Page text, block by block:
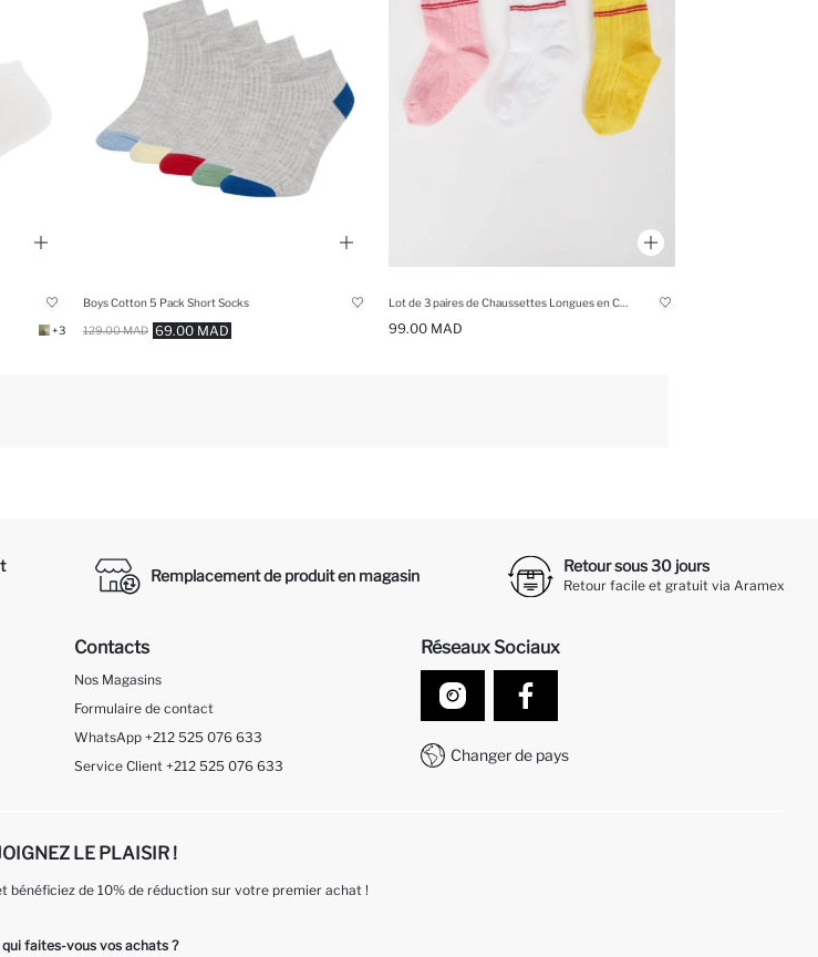
+3
Boys Cotton 5 Pack Short Socks
69.00 MAD
129.00 MAD
Lot de 3 paires de Chaussettes Longues en Coton pour BéBé Fille
99.00 MAD
Remplacement de produit en magasin
Retour sous 30 jours
Retour facile et gratuit via Aramex
Contacts
Nos Magasins
Formulaire de contact
WhatsApp +212 525 076 633
Service Client +212 525 076 633
Réseaux Sociaux
Changer de pays
LE PLAISIR !
bénéficiez de 10% de réduction sur votre premier achat !
qui faites-vous vos achats ?